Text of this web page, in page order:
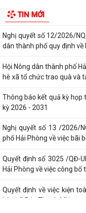
TIN MỚI
13/7/2026 của Chính phủ
Công văn phối hợp triển
mạng thông tin di động
Nghị quyết số 12/2026/
dân thành phố quy định về
Hội Nông dân thành phố
hè xã tổ chức trao quà và
Thông báo kết quả kỳ họp
kỳ 2026 - 2031
Nghị quyết số 13 /2026/
phố Hải Phòng về việc bãi
Quyết định số 3025 /QĐ-
Hải Phòng về việc công bố